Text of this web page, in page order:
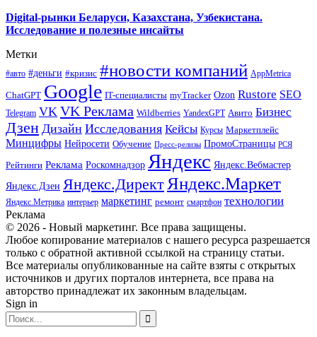
Digital-рынки Беларуси, Казахстана, Узбекистана.
Исследование и полезные инсайты
Метки
#авто #деньги #кризис #новости компаний AppMetrica
ChatGPT Google IT-специалисты myTracker Ozon Rustore SEO
Telegram VK VK Реклама Wildberries YandexGPT Авито Бизнес
Дзен Дизайн Исследования Кейсы Курсы Маркетплейс
Минцифры Нейросети Обучение Пресс-релизы ПромоСтраницы РСЯ
Рейтинги Реклама Роскомнадзор Яндекс Яндекс.Вебмастер
Яндекс.Дзен Яндекс.ДиректЯндекс.Маркет
Яндекс.Метрика интерьер маркетинг ремонт смартфон технологии
Реклама
© 2026 - Новый маркетинг. Все права защищены.
Любое копирование материалов с нашего ресурса разрешается
только с обратной активной ссылкой на страницу статьи.
Все материалы опубликованные на сайте взяты с открытых
источников и других порталов интернета, все права на
авторство принадлежат их законным владельцам.
Sign in